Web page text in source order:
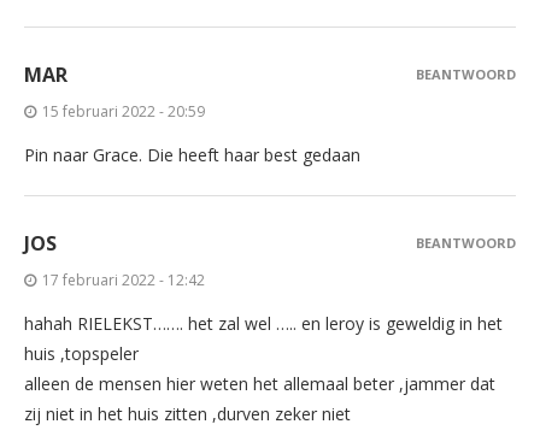
MAR
15 februari 2022 - 20:59
Pin naar Grace. Die heeft haar best gedaan
BEANTWOORD
JOS
17 februari 2022 - 12:42
hahah RIELEKST……. het zal wel ….. en leroy is geweldig in het
huis ,topspeler
alleen de mensen hier weten het allemaal beter ,jammer dat
zij niet in het huis zitten ,durven zeker niet
BEANTWOORD